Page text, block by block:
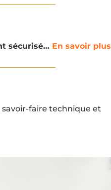
sécurisé… En savoir plus
faire technique et